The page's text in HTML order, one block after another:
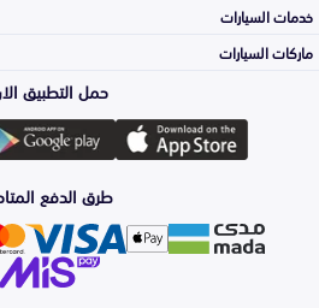
المكائن، القيرات
وملحقاتها
الشمعات
والاصطبات (الاضاءة)
لوازم الرحلات
اكسسوارات
خدمات السيارات
الأكثر مبيعاً
التلميع والعناية
ماركات السيارات
تويوتا
هيونداي
حمل التطبيق
طرق الدفع